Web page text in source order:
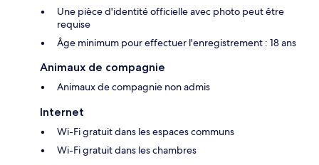
Une pièce d'identité officielle avec photo peut être
requise
Âge minimum pour effectuer l'enregistrement : 18 ans
Animaux de compagnie
Animaux de compagnie non admis
Internet
Wi-Fi gratuit dans les espaces communs
Wi-Fi gratuit dans les chambres